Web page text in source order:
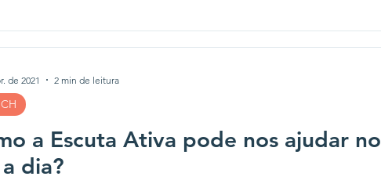
a Escuta Ativa pode nos ajudar no
dia?
de 2021 2 min de leitura